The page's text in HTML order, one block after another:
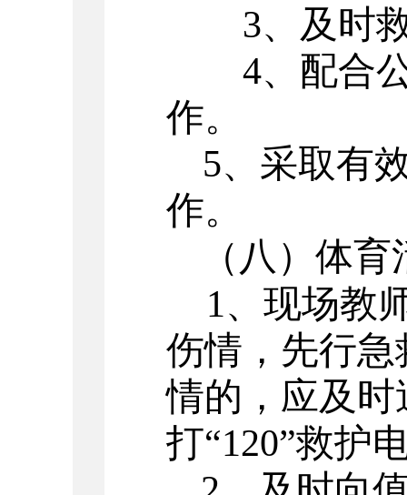
3、及时
4、配合
作。
5、采取有
作。
（八）体
1、现场教
伤情，先行
情的，应及
打“120”救护